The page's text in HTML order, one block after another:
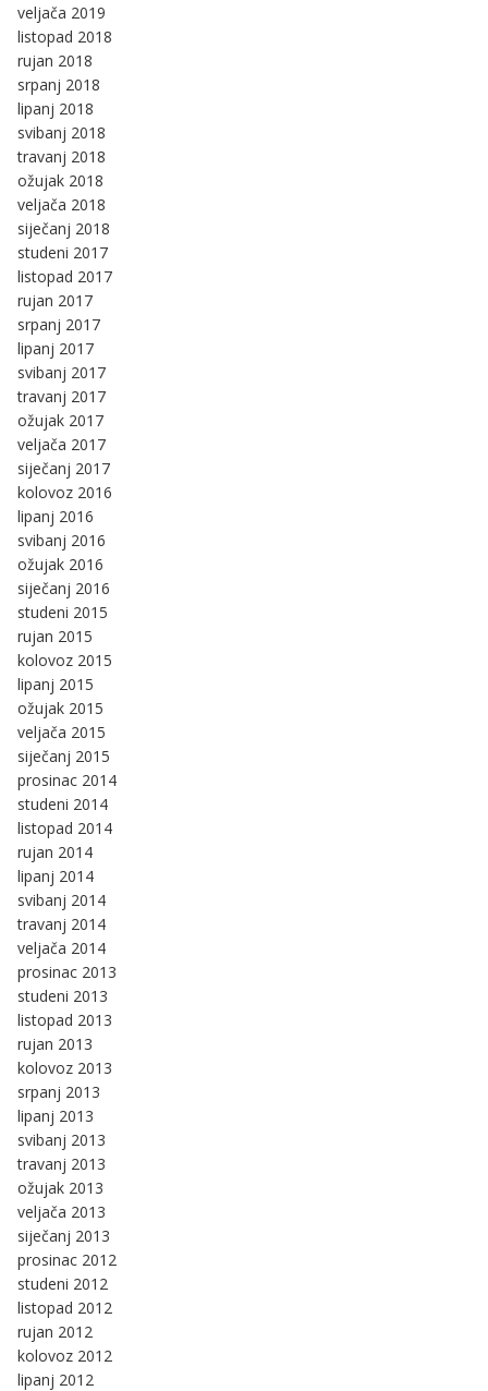
veljača 2019
listopad 2018
rujan 2018
srpanj 2018
lipanj 2018
svibanj 2018
travanj 2018
ožujak 2018
veljača 2018
siječanj 2018
studeni 2017
listopad 2017
rujan 2017
srpanj 2017
lipanj 2017
svibanj 2017
travanj 2017
ožujak 2017
veljača 2017
siječanj 2017
kolovoz 2016
lipanj 2016
svibanj 2016
ožujak 2016
siječanj 2016
studeni 2015
rujan 2015
kolovoz 2015
lipanj 2015
ožujak 2015
veljača 2015
siječanj 2015
prosinac 2014
studeni 2014
listopad 2014
rujan 2014
lipanj 2014
svibanj 2014
travanj 2014
veljača 2014
prosinac 2013
studeni 2013
listopad 2013
rujan 2013
kolovoz 2013
srpanj 2013
lipanj 2013
svibanj 2013
travanj 2013
ožujak 2013
veljača 2013
siječanj 2013
prosinac 2012
studeni 2012
listopad 2012
rujan 2012
kolovoz 2012
lipanj 2012